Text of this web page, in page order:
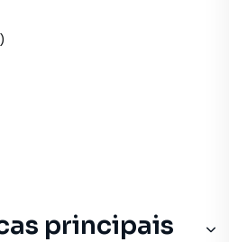
principais